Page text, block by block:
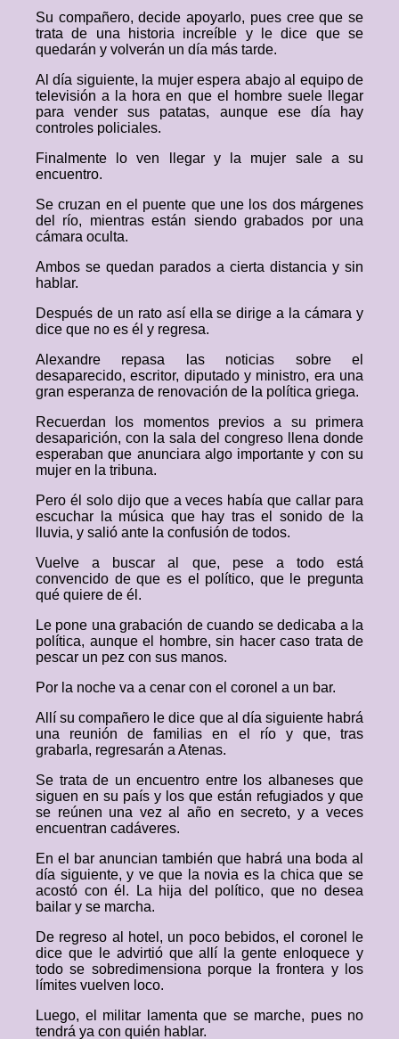
Su compañero, decide apoyarlo, pues cree que se
trata de una historia increíble y le dice que se
quedarán y volverán un día más tarde.
Al día siguiente, la mujer espera abajo al equipo de
televisión a la hora en que el hombre suele llegar
para vender sus patatas, aunque ese día hay
controles policiales.
Finalmente lo ven llegar y la mujer sale a su
encuentro.
Se cruzan en el puente que une los dos márgenes
del río, mientras están siendo grabados por una
cámara oculta.
Ambos se quedan parados a cierta distancia y sin
hablar.
Después de un rato así ella se dirige a la cámara y
dice que no es él y regresa.
Alexandre repasa las noticias sobre el
desaparecido, escritor, diputado y ministro, era una
gran esperanza de renovación de la política griega.
Recuerdan los momentos previos a su primera
desaparición, con la sala del congreso llena donde
esperaban que anunciara algo importante y con su
mujer en la tribuna.
Pero él solo dijo que a veces había que callar para
escuchar la música que hay tras el sonido de la
lluvia, y salió ante la confusión de todos.
Vuelve a buscar al que, pese a todo está
convencido de que es el político, que le pregunta
qué quiere de él.
Le pone una grabación de cuando se dedicaba a la
política, aunque el hombre, sin hacer caso trata de
pescar un pez con sus manos.
Por la noche va a cenar con el coronel a un bar.
Allí su compañero le dice que al día siguiente habrá
una reunión de familias en el río y que, tras
grabarla, regresarán a Atenas.
Se trata de un encuentro entre los albaneses que
siguen en su país y los que están refugiados y que
se reúnen una vez al año en secreto, y a veces
encuentran cadáveres.
En el bar anuncian también que habrá una boda al
día siguiente, y ve que la novia es la chica que se
acostó con él. La hija del político, que no desea
bailar y se marcha.
De regreso al hotel, un poco bebidos, el coronel le
dice que le advirtió que allí la gente enloquece y
todo se sobredimensiona porque la frontera y los
límites vuelven loco.
Luego, el militar lamenta que se marche, pues no
tendrá ya con quién hablar.